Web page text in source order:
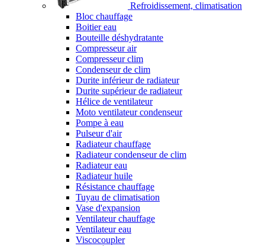
Refroidissement, climatisation
Bloc chauffage
Boitier eau
Bouteille déshydratante
Compresseur air
Compresseur clim
Condenseur de clim
Durite inférieur de radiateur
Durite supérieur de radiateur
Hélice de ventilateur
Moto ventilateur condenseur
Pompe à eau
Pulseur d'air
Radiateur chauffage
Radiateur condenseur de clim
Radiateur eau
Radiateur huile
Résistance chauffage
Tuyau de climatisation
Vase d'expansion
Ventilateur chauffage
Ventilateur eau
Viscocoupler